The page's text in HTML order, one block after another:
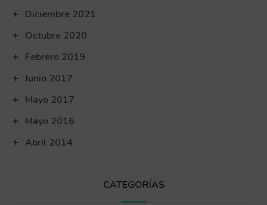
Diciembre 2021
Octubre 2020
Febrero 2019
Junio 2017
Mayo 2017
Mayo 2016
Abril 2014
CATEGORÍAS